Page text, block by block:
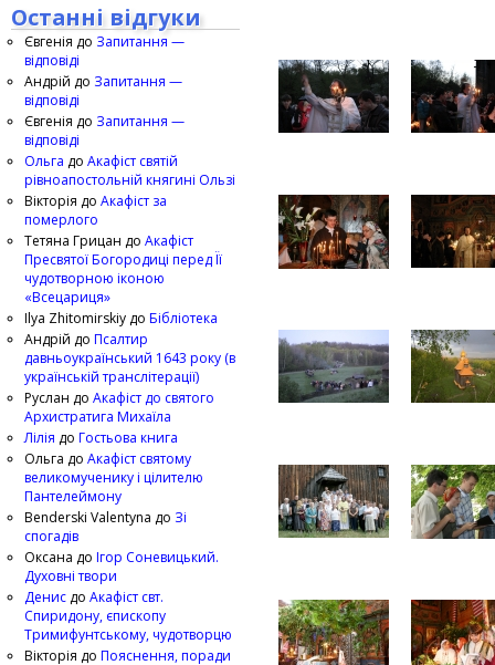
Останні відгуки
Євгенія до Запитання —
відповіді
Андрій до Запитання —
відповіді
Євгенія до Запитання —
відповіді
Ольга до Акафіст святій
рівноапостольній княгині Ользі
Вікторія до Акафіст за
померлого
Тетяна Грицан до Акафіст
Пресвятої Богородиці перед Її
чудотворною іконою
«Всецариця»
Ilya Zhitomirskiy до Бібліотека
Андрій до Псалтир
давньоукраїнський 1643 року (в
українській транслітерації)
Руслан до Акафіст до святого
Архистратига Михаїла
Лілія до Гостьова книга
Ольга до Акафіст святому
великомученику і цілителю
Пантелеймону
Benderski Valentyna до Зі
спогадів
Оксана до Ігор Соневицький.
Духовні твори
Денис до Акафіст свт.
Спиридону, єпископу
Тримифунтському, чудотворцю
Вікторія до Пояснення, поради